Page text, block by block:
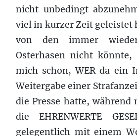
nicht unbedingt
viel in kurzer Zeit geleistet
von den immer
Osterhasen nicht
mich schon, WER da ein
Weitergabe einer
die Presse hatte, während
die EHRENWERTE
gelegentlich mit einem